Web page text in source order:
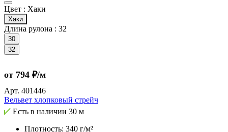
Цвет : Хаки
Хаки
Длина рулона : 32
30
32
от 794 ₽/м
Арт. 401446
Вельвет хлопковый стрейч
Есть в наличии 30 м
Плотность: 340 г/м²